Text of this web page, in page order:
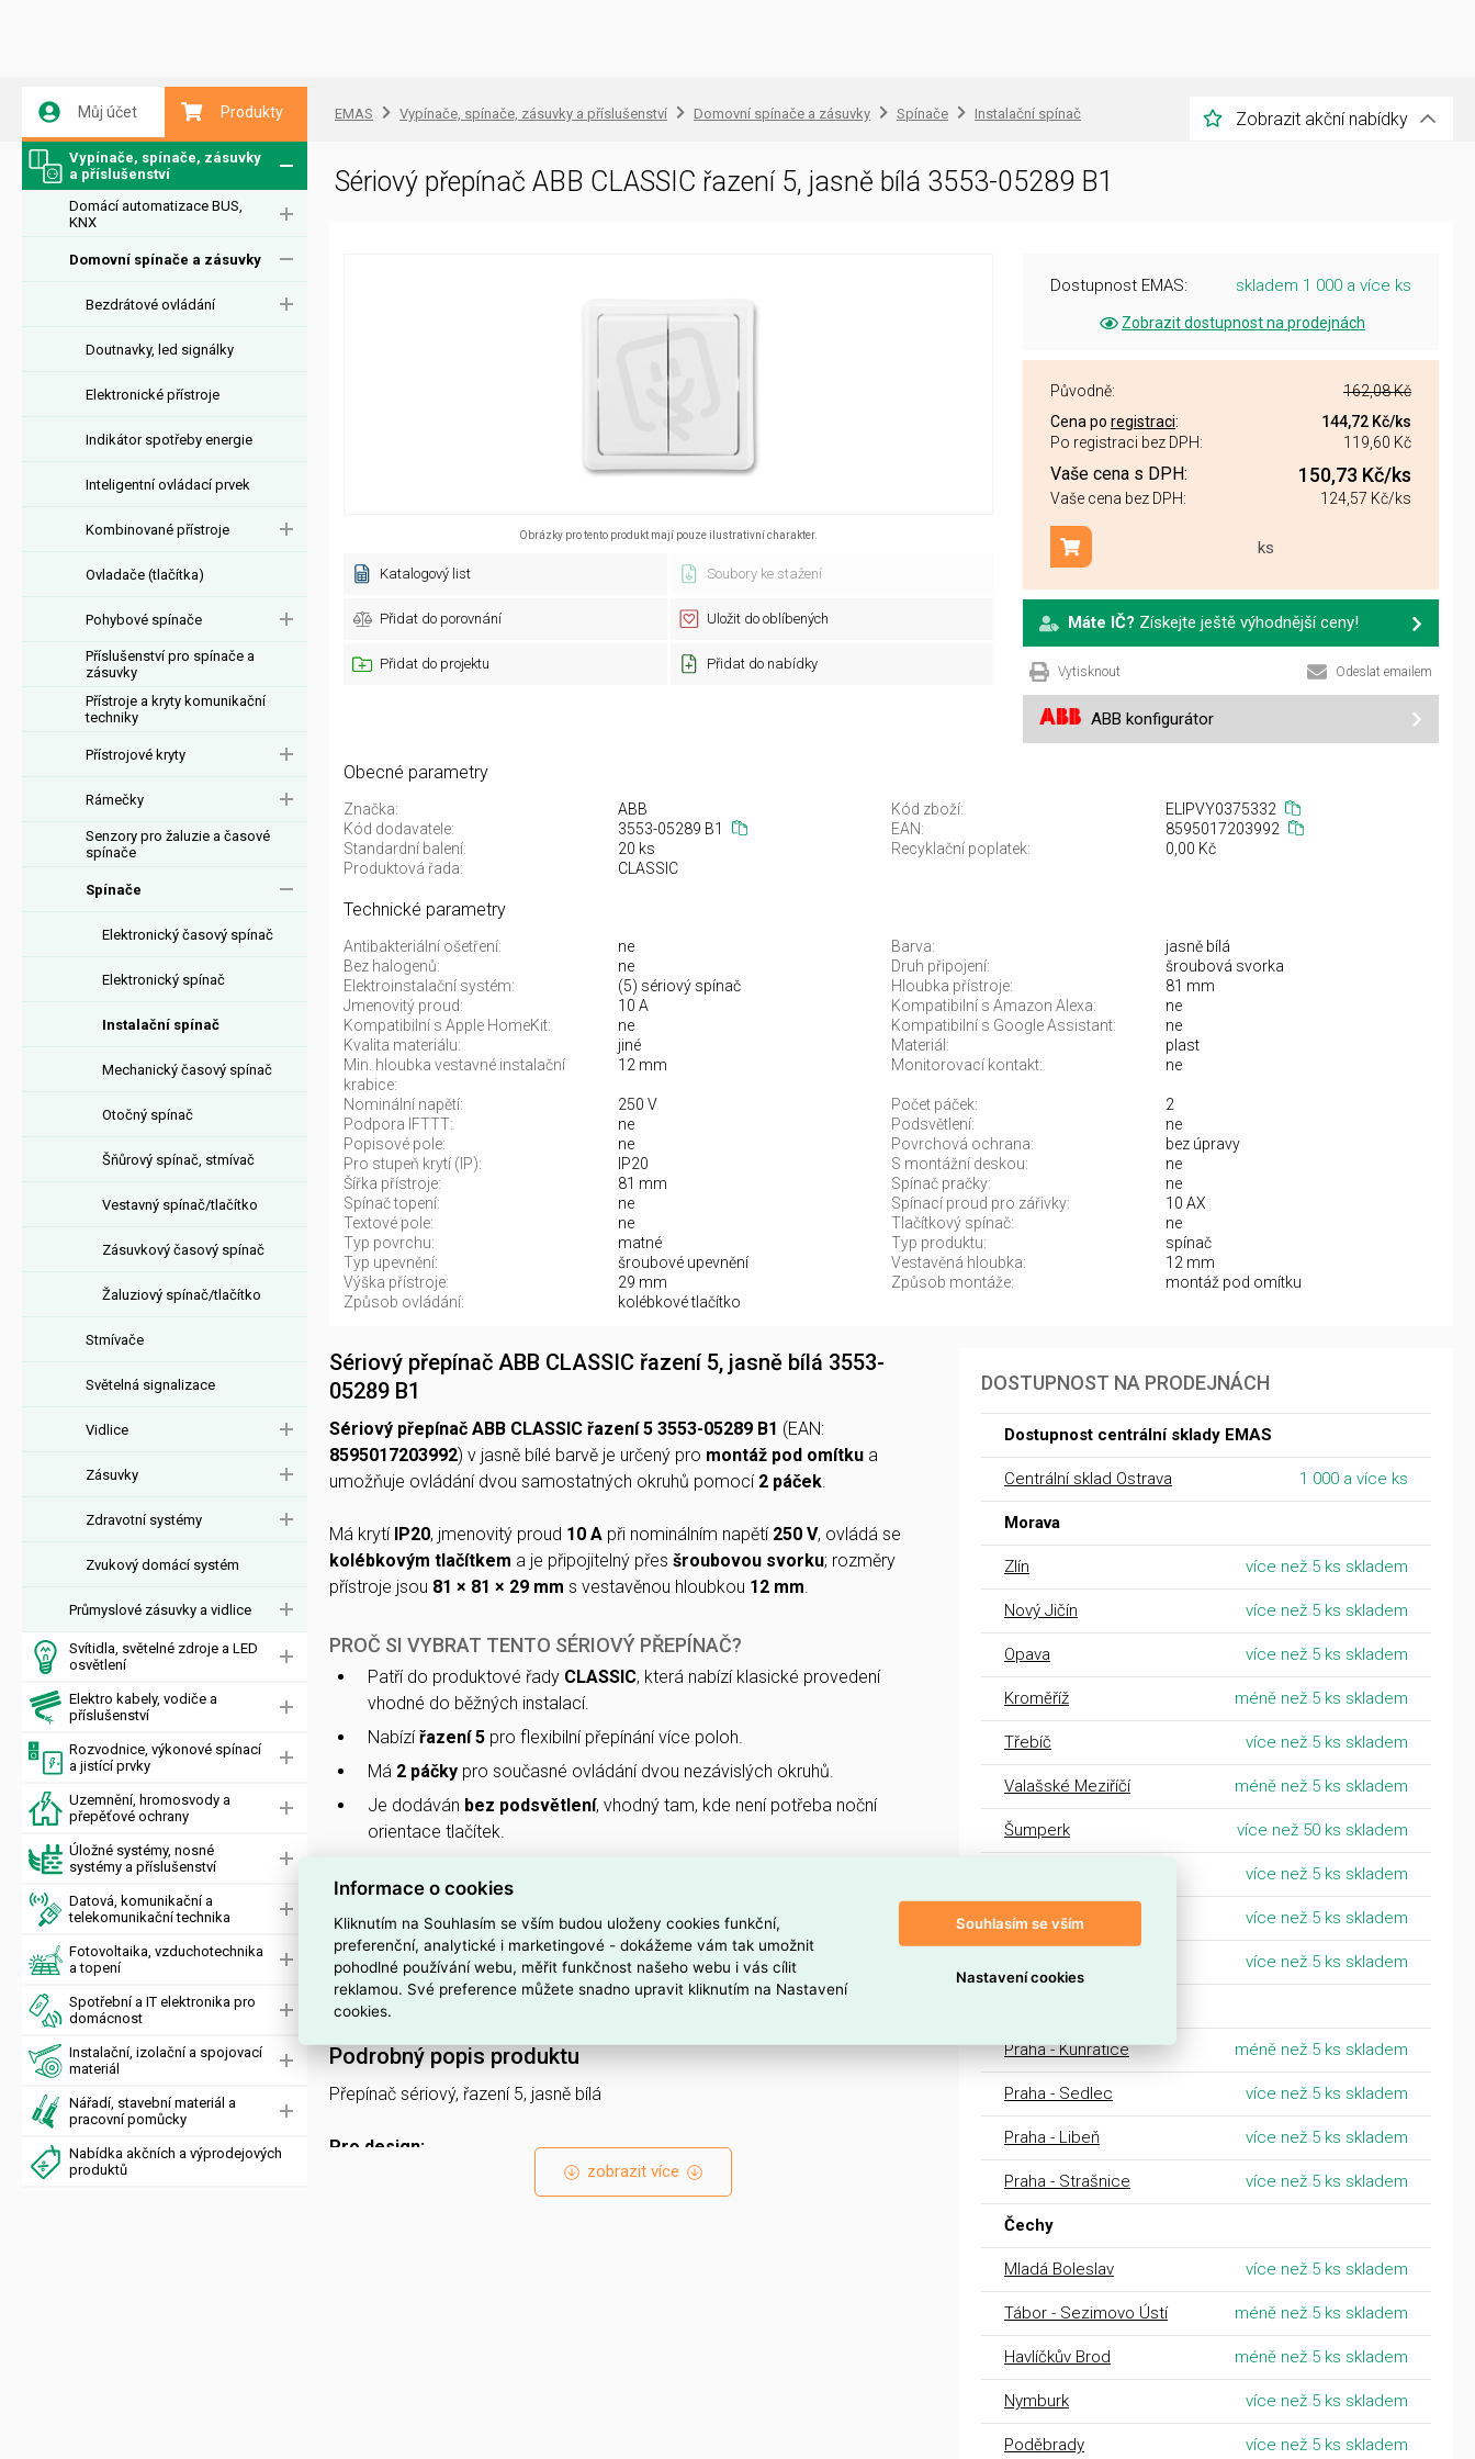
Můj účet Produkty
Vypínače, spínače, zásuvky
a příslušenství
Domácí automatizace BUS,
KNX
Domovní spínače a zásuvky
Bezdrátové ovládání
Doutnavky, led signálky
Elektronické přístroje
Indikátor spotřeby energie
Inteligentní ovládací prvek
Kombinované přístroje
Ovladače (tlačítka)
Pohybové spínače
Příslušenství pro spínače a
zásuvky
Přístroje a kryty komunikační
techniky
Přístrojové kryty
Rámečky
Senzory pro žaluzie a časové
spínače
Spínače
Elektronický časový spínač
Elektronický spínač
Instalační spínač
Mechanický časový spínač
Otočný spínač
Šňůrový spínač, stmívač
Vestavný spínač/tlačítko
Zásuvkový časový spínač
Žaluziový spínač/tlačítko
Stmívače
Světelná signalizace
Vidlice
Zásuvky
Zdravotní systémy
Zvukový domácí systém
Průmyslové zásuvky a vidlice
Svítidla, světelné zdroje a LED
osvětlení
Elektro kabely, vodiče a
příslušenství
Rozvodnice, výkonové spínací
a jistící prvky
Uzemnění, hromosvody a
přepěťové ochrany
Úložné systémy, nosné
systémy a příslušenství
Datová, komunikační a
telekomunikační technika
Fotovoltaika, vzduchotechnika
a topení
Spotřební a IT elektronika pro
domácnost
Instalační, izolační a spojovací
materiál
Nářadí, stavební materiál a
pracovní pomůcky
Nabídka akčních a výprodejových
produktů
EMAS Vypínače, spínače, zásuvky a příslušenství Domovní spínače a zásuvky Spínače Instalační spínač Zobrazit akční nabídky
Sériový přepínač ABB CLASSIC řazení 5, jasně bílá 3553-05289 B1
Obrázky pro tento produkt mají pouze ilustrativní charakter.
Katalogový list Soubory ke stažení
Přidat do porovnání Uložit do oblíbených
Přidat do projektu Přidat do nabídky
Dostupnost EMAS: skladem 1 000 a více ks
Zobrazit dostupnost na prodejnách
Původně:
162,08 Kč
Cena po registraci: 144,72 Kč/ks
Po registraci bez DPH:
119,60 Kč
Vaše cena s DPH: 150,73 Kč/ks
Vaše cena bez DPH: 124,57 Kč/ks
ks
Přidat do košíku
Máte IČ? Získejte ještě výhodnější ceny!
Vytisknout Odeslat emailem
ABB konfigurátor
Obecné parametry
Značka: ABB Kód zboží:
ELIPVY0375332
Kód dodavatele:
3553-05289 B1 EAN:
8595017203992
Standardní balení:
20 ks Recyklační poplatek:
0,00 Kč
Produktová řada:
CLASSIC
Technické parametry
Antibakteriální ošetření: ne Barva:
jasně bílá
Bez halogenů:
ne Druh připojení:
šroubová svorka
Elektroinstalační systém:
(5) sériový spínač Hloubka přístroje:
81 mm
Jmenovitý proud:
10 A Kompatibilní s Amazon Alexa:
ne
Kompatibilní s Apple HomeKit:
ne Kompatibilní s Google Assistant:
ne
Kvalita materiálu:
jiné Materiál:
plast
Min. hloubka vestavné instalační
krabice:
12 mm Monitorovací kontakt: ne
Nominální napětí: 250 V Počet páček:
2
Podpora IFTTT:
ne Podsvětlení:
ne
Popisové pole:
ne Povrchová ochrana:
bez úpravy
Pro stupeň krytí (IP):
IP20 S montážní deskou:
ne
Šířka přístroje:
81 mm Spínač pračky:
ne
Spínač topení:
ne Spínací proud pro zářivky:
10 AX
Textové pole:
ne Tlačítkový spínač:
ne
Typ povrchu:
matné Typ produktu:
spínač
Typ upevnění:
šroubové upevnění Vestavěná hloubka:
12 mm
Výška přístroje:
29 mm Způsob montáže:
montáž pod omítku
Způsob ovládání:
kolébkové tlačítko
Sériový přepínač ABB CLASSIC řazení 5, jasně bílá 3553-
05289 B1
Sériový přepínač ABB CLASSIC řazení 5 3553-05289 B1 (EAN:
8595017203992) v jasně bílé barvě je určený pro montáž pod omítku a
umožňuje ovládání dvou samostatných okruhů pomocí 2 páček.
Má krytí IP20, jmenovitý proud 10 A při nominálním napětí 250 V, ovládá se
kolébkovým tlačítkem a je připojitelný přes šroubovou svorku; rozměry
přístroje jsou 81 × 81 × 29 mm s vestavěnou hloubkou 12 mm.
PROČ SI VYBRAT TENTO SÉRIOVÝ PŘEPÍNAČ?
Patří do produktové řady CLASSIC, která nabízí klasické provedení
vhodné do běžných instalací.
Nabízířazení 5 pro flexibilní přepínání více poloh.
Má 2 páčky pro současné ovládání dvou nezávislých okruhů.
Je dodáván bez podsvětlení, vhodný tam, kde není potřeba noční
orientace tlačítek.
Dodává se v odstínu
interiérů.
Interní název produktu
3553-05289 B1 Přepínač sériový, řazení 5
Podrobný popis produktu
Přepínač sériový, řazení 5, jasně bílá
Pro design:
zobrazit více
DOSTUPNOST NA PRODEJNÁCH
Dostupnost centrální sklady EMAS
Centrální sklad Ostrava 1 000 a více ks
Morava
Zlín více než 5 ks skladem
Nový Jičín více než 5 ks skladem
Opava více než 5 ks skladem
Kroměříž méně než 5 ks skladem
Třebíč více než 5 ks skladem
Valašské Meziříčí méně než 5 ks skladem
Šumperk více než 50 ks skladem
více než 5 ks skladem
Olomouc více než 5 ks skladem
více než 5 ks skladem
Praha - Kunratice méně než 5 ks skladem
Praha - Sedlec více než 5 ks skladem
Praha - Libeň více než 5 ks skladem
Praha - Strašnice více než 5 ks skladem
Čechy
Mladá Boleslav více než 5 ks skladem
Tábor - Sezimovo Ústí méně než 5 ks skladem
Havlíčkův Brod méně než 5 ks skladem
Nymburk více než 5 ks skladem
Poděbrady více než 5 ks skladem
Informace o cookies
Kliknutím na Souhlasím se vším budou uloženy cookies funkční,
preferenční, analytické i marketingové - dokážeme vám tak umožnit
pohodlné používání webu, měřit funkčnost našeho webu i vás cílit
reklamou. Své preference můžete snadno upravit kliknutím na Nastavení
cookies.
Souhlasím se vším
Nastavení cookies